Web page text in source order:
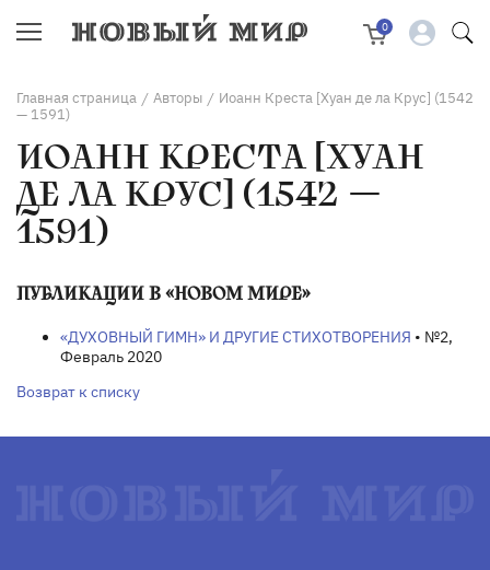
0
Главная страница / Авторы / Иоанн Креста [Хуан де ла Крус] (1542
— 1591)
ИОАНН КРЕСТА [ХУАН
ДЕ ЛА КРУС] (1542 —
1591)
ПУБЛИКАЦИИ В «НОВОМ МИРЕ»
«ДУХОВНЫЙ ГИМН» И ДРУГИЕ СТИХОТВОРЕНИЯ • №2,
Февраль 2020
Возврат к списку